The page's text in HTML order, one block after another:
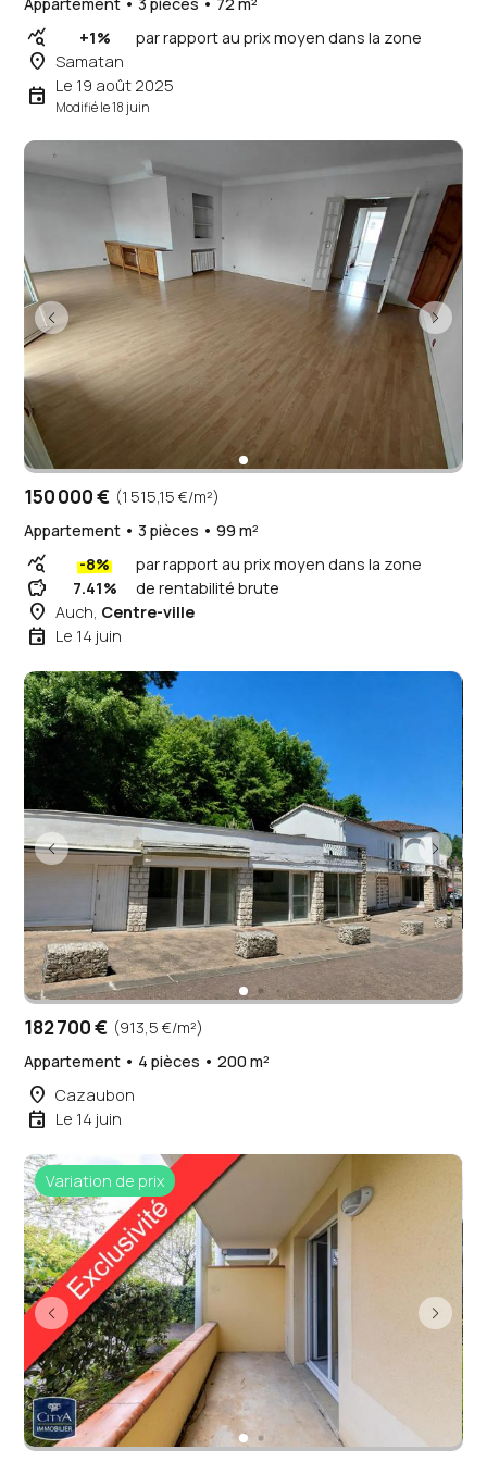
query_stats +1% par rapport au prix moyen dans la zone
place Samatan
event Le 19 août 2025
Modifié le 18 juin
150 000 € (1 515,15 €/m²)
Appartement • 3 pièces • 99 m²
query_stats -8% par rapport au prix moyen dans la zone
savings 7.41% de rentabilité brute
place Auch, Centre-ville
event Le 14 juin
182 700 € (913,5 €/m²)
Appartement • 4 pièces • 200 m²
place Cazaubon
event Le 14 juin
Variation de prix